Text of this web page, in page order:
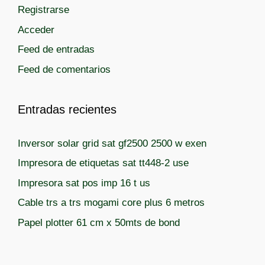
Registrarse
Acceder
Feed de entradas
Feed de comentarios
Entradas recientes
Inversor solar grid sat gf2500 2500 w exen
Impresora de etiquetas sat tt448-2 use
Impresora sat pos imp 16 t us
Cable trs a trs mogami core plus 6 metros
Papel plotter 61 cm x 50mts de bond